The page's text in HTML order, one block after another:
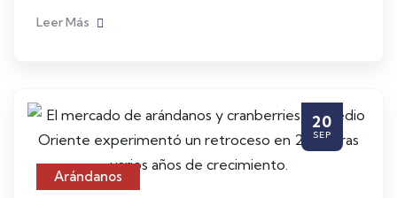
Leer Más
20
SEP
Arándanos